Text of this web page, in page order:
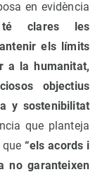
en evidència
té clares les
els límits
a la humanitat,
objectius
y sostenibilitat
que planteja
“els acords i
no garanteixen